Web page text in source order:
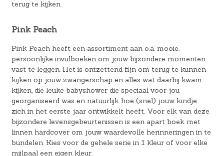
terug te kijken.
Pink Peach
Pink Peach heeft een assortiment aan o.a. mooie,
persoonlijke invulboeken om jouw bijzondere momenten
vast te leggen. Het is ontzettend fijn om terug te kunnen
kijken op jouw zwangerschap en alles wat daarbij kwam
kijken, die leuke babyshower die speciaal voor jou
georganiseerd was en natuurlijk hoe (snel) jouw kindje
zich in het eerste jaar ontwikkelt heeft. Voor elk van deze
bijzondere levensgebeurtenissen is een apart boek met
linnen hardcover om jouw waardevolle herinneringen in te
bundelen. Kies voor de gehele serie in 1 kleur of voor elke
mijlpaal een eigen kleur.